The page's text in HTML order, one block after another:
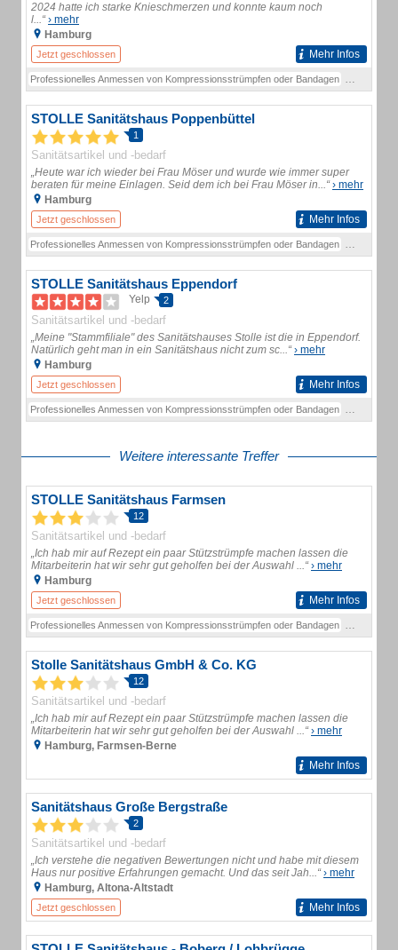
2024 hatte ich starke Knieschmerzen und konnte kaum noch
l...“› mehr
Hamburg
Jetzt geschlossen Mehr Infos
Professionelles Anmessen von Kompressionsstrümpfen oder Bandagen
STOLLE Sanitätshaus Poppenbüttel
1
Sanitätsartikel und -bedarf
„Heute war ich wieder bei Frau Möser und wurde wie immer super
beraten für meine Einlagen. Seid dem ich bei Frau Möser in...“› mehr
Hamburg
Jetzt geschlossen Mehr Infos
Professionelles Anmessen von Kompressionsstrümpfen oder Bandagen
STOLLE Sanitätshaus Eppendorf
Yelp 2
Sanitätsartikel und -bedarf
„Meine "Stammfiliale" des Sanitätshauses Stolle ist die in Eppendorf.
Natürlich geht man in ein Sanitätshaus nicht zum sc...“› mehr
Hamburg
Jetzt geschlossen Mehr Infos
Professionelles Anmessen von Kompressionsstrümpfen oder Bandagen
Weitere interessante Treffer
STOLLE Sanitätshaus Farmsen
12
Sanitätsartikel und -bedarf
„Ich hab mir auf Rezept ein paar Stützstrümpfe machen lassen die
Mitarbeiterin hat wir sehr gut geholfen bei der Auswahl ...“› mehr
Hamburg
Jetzt geschlossen Mehr Infos
Professionelles Anmessen von Kompressionsstrümpfen oder Bandagen
Stolle Sanitätshaus GmbH & Co. KG
12
Sanitätsartikel und -bedarf
„Ich hab mir auf Rezept ein paar Stützstrümpfe machen lassen die
Mitarbeiterin hat wir sehr gut geholfen bei der Auswahl ...“› mehr
Hamburg, Farmsen-Berne
Mehr Infos
Sanitätshaus Große Bergstraße
2
Sanitätsartikel und -bedarf
„Ich verstehe die negativen Bewertungen nicht und habe mit diesem
Haus nur positive Erfahrungen gemacht. Und das seit Jah...“› mehr
Hamburg, Altona-Altstadt
Jetzt geschlossen Mehr Infos